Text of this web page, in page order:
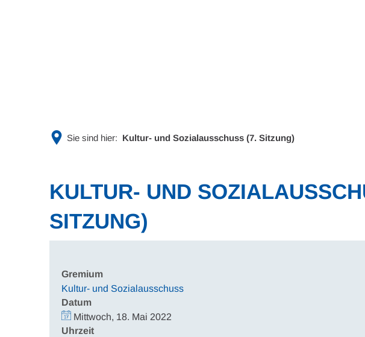
Sie sind hier: Kultur- und Sozialausschuss (7. Sitzung)
KULTUR- UND
SITZUNG)
Gremium
Kultur- und Sozialausschuss
Datum
Mittwoch, 18. Mai 2022
Uhrzeit